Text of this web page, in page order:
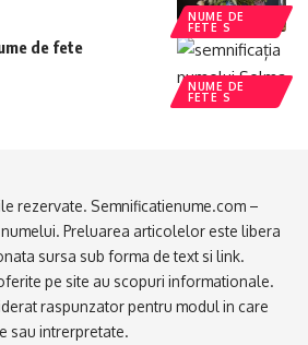
NUME DE
FETE S
NUME DE
FETE S
de fete
rezervate. Semnificatienume.com –
Preluarea articolelor este libera
sursa sub forma de text si link.
pe site au scopuri informationale.
raspunzator pentru modul in care
sau intrerpretate.